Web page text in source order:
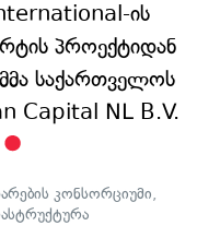
ის
პროექტიდან
საქართველოს
Capital NL B.V.
კონსორციუმი,